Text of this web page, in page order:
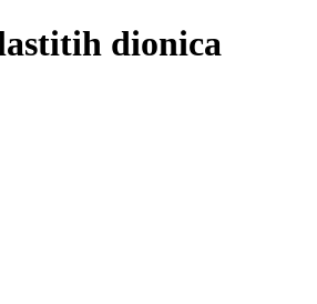
dionica